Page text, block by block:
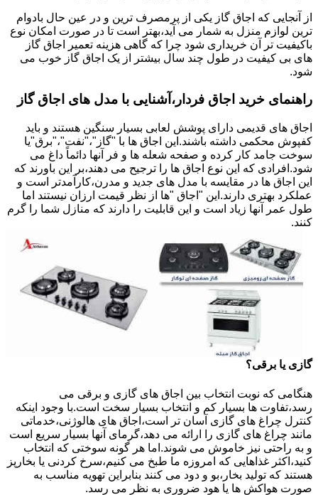
از آنجایی که اجاق گاز یکی از پرمصرف ترین و در عین حال بادوام
ترین لوازم منزل به شمار می آید،بهتر است تا در صورت امکان نوع
باکیفیت تر آن خریداری شود چرا که گاهی هزینه تعمیر اجاق گاز
های بی کیفیت در طول چند سال بیشتر از یک اجاق گاز خوب می
شود.
راهنمای خرید اجاق فردار،آشنایی با مدل های اجاق گاز
اجاق های قدیمی دارای پوشش لعابی بسیار سنگین هستند و باید
کفپوش محکمی داشته باشند.این اجاق ها با "گاز"،"نفت"،"برق"یا
سوخت جامد کار کرده و صفحه شعله ها و فر آنها دائماً داغ می
شود.افرادی که این نوع اجاق ها را ترجیح می دهند،بر این باورند که
این اجاق ها در مقایسه با مدل های جدید و مدرن،کارآمدتر است و
عملکرد بهتری دارند.این "اجاق "ها از نظر قیمت ارزان نیستند اما
طول عمر آنها زیاد است و این قابلیت را دارند که منازل شما را گرم
کنند.
گازی یا برقی؟
هنگامی که نوبت انتخاب بین اجاق های گازی و برقی می
رسد،تفاوت ها بسیار کم و انتخاب بسیار سخت است.با وجود اینکه
کنترل چراغ های گازی آسان تر است،اجاق های هالوژنی،خدماتی
مانند چراغ های گازی را ارائه می دهد،گرمای آنها بسیار سریع است
و به راحتی نیز خاموش می شوند.اما هر گونه سوختی که انتخاب
کنید،اکثر غذاهایی که امروزه ما طبخ می کنیم،سرخ کردنی یا بخارپز
هستند که تولید بخار،بو و دود می کنند بنابراین تهویه مناسب به
صورت هواکش ها یا هود ضروری به نظر می رسد.